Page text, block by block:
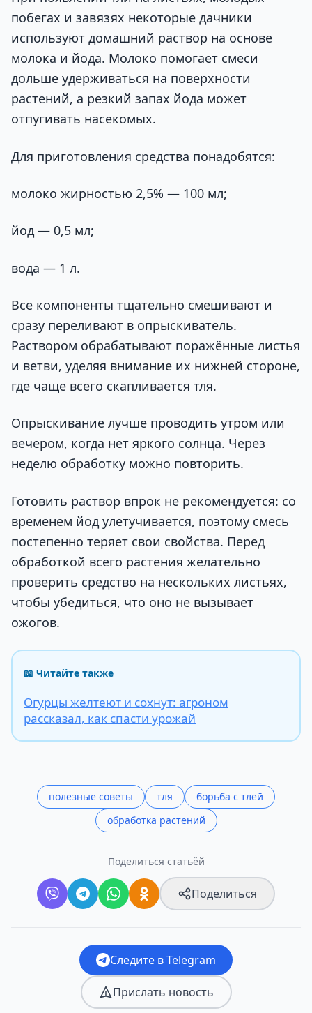
побегах и завязях некоторые дачники
используют домашний раствор на основе
молока и йода. Молоко помогает смеси
дольше удерживаться на поверхности
растений, а резкий запах йода может
отпугивать насекомых.
Для приготовления средства понадобятся:
молоко жирностью 2,5% — 100 мл;
йод — 0,5 мл;
вода — 1 л.
Все компоненты тщательно смешивают и
сразу переливают в опрыскиватель.
Раствором обрабатывают поражённые листья
и ветви, уделяя внимание их нижней стороне,
где чаще всего скапливается тля.
Опрыскивание лучше проводить утром или
вечером, когда нет яркого солнца. Через
неделю обработку можно повторить.
Готовить раствор впрок не рекомендуется: со
временем йод улетучивается, поэтому смесь
постепенно теряет свои свойства. Перед
обработкой всего растения желательно
проверить средство на нескольких листьях,
чтобы убедиться, что оно не вызывает
ожогов.
📖 Читайте также
Огурцы желтеют и сохнут: агроном
рассказал, как спасти урожай
полезные советы тля
борьба с тлей
обработка растений
Поделиться статьёй
Поделиться
Следите в Telegram
Прислать новость